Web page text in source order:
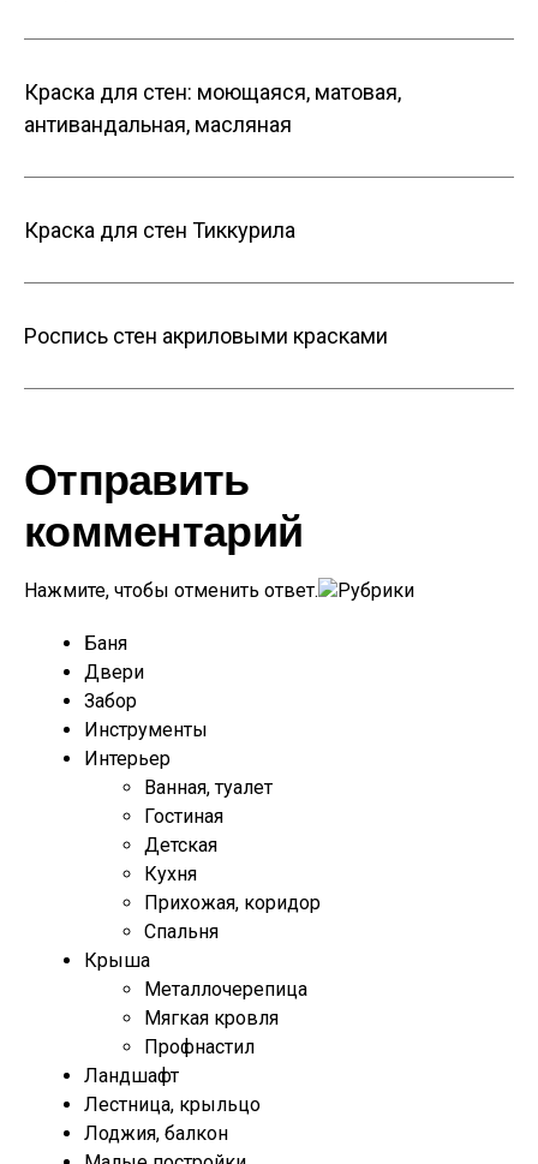
Краска для стен: моющаяся, матовая,
антивандальная, масляная
Краска для стен Тиккурила
Роспись стен акриловыми красками
Отправить
комментарий
Нажмите, чтобы отменить ответ. Рубрики
Баня
Двери
Забор
Инструменты
Интерьер
Ванная, туалет
Гостиная
Детская
Кухня
Прихожая, коридор
Спальня
Крыша
Металлочерепица
Мягкая кровля
Профнастил
Ландшафт
Лестница, крыльцо
Лоджия, балкон